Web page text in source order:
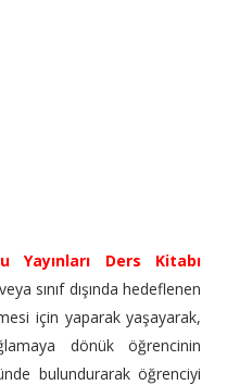
Yayınları Ders Kitabı
sınıf dışında hedeflenen
için yaparak yaşayarak,
dönük öğrencinin
bulundurarak öğrenciyi